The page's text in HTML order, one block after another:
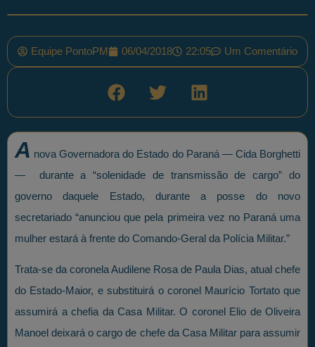
Equipe PontoPM 06/04/2018 22:05 Um Comentário
A nova Governadora do Estado do Paraná — Cida Borghetti
— durante a “solenidade de transmissão de cargo” do
governo daquele Estado, durante a posse do novo
secretariado “anunciou que pela primeira vez no Paraná uma
mulher estará à frente do Comando-Geral da Polícia Militar.”
Trata-se da coronela Audilene Rosa de Paula Dias, atual chefe
do Estado-Maior, e substituirá o coronel Maurício Tortato que
assumirá a chefia da Casa Militar. O coronel Elio de Oliveira
Manoel deixará o cargo de chefe da Casa Militar para assumir